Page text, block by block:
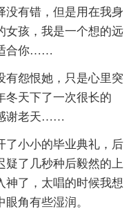
没有错，但是用在我身
孩，我是一个想的远
合你……
有怨恨她，只是心里突
冬天下了一次很长的
谢老天……
了小小的毕业典礼，后
疑了几秒种后毅然的上
神了，太唱的时候我想
角有些湿润。